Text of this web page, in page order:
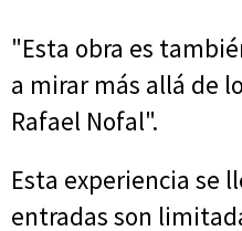
"Esta obra es
a mirar más allá de
Rafael Nofal".
Esta experiencia se
entradas son